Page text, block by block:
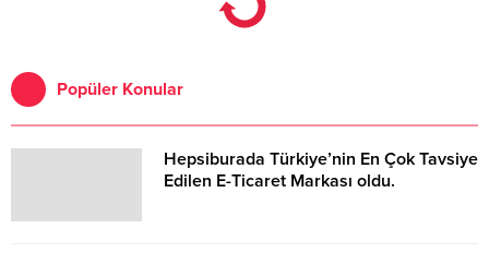
Popüler Konular
Hepsiburada Türkiye’nin En Çok Tavsiye
Edilen E-Ticaret Markası oldu.